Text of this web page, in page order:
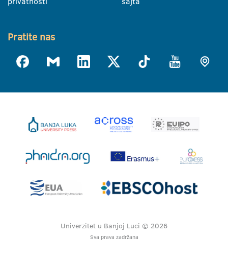
Pratite nas
Univerzitet u Banjoj Luci © 2026
Sva prava zadržana